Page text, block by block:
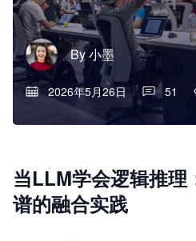
By小墨
2026年5月26日 51
当LLM学会逻辑推
谱的融合实践